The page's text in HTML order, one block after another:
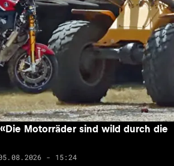
Motorräder sind wild durch die
- 15:24